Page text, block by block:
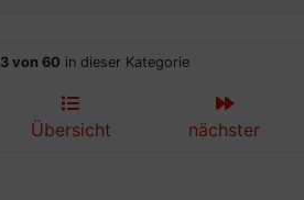
3 von 60 in dieser Kategorie
Übersicht nächster